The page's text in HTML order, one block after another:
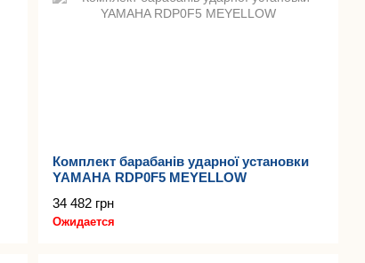
Комплект барабанів ударної установки
YAMAHA RDP0F5 MEYELLOW
34 482 грн
Ожидается